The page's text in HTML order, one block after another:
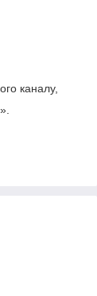
каналу,